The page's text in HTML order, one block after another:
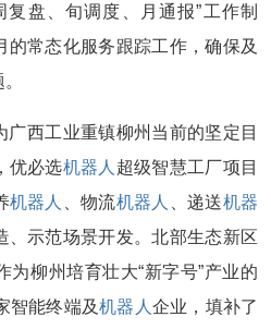
盘、旬调度、月通报”工作制
的常态化服务跟踪工作，确保及
广西工业重镇柳州当前的坚定目
优必选机器人 超级智慧工厂项目
机器人 、物流机器人 、递送机器
、示范场景开发。北部生态新区
为柳州培育壮大“新字号”产业的
智能终端及机器人 企业，填补了